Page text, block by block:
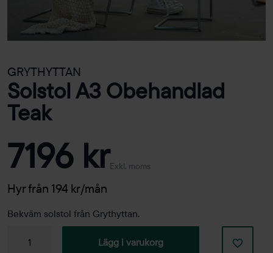
GRYTHYTTAN
Solstol A3 Obehandlad
Teak
7196 krExkl. moms
Hyr från 194 kr/mån
Bekväm solstol från Grythyttan.
Solstol
Lägg i varukorg